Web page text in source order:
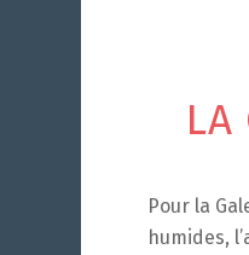
LA
Pour la
humides,